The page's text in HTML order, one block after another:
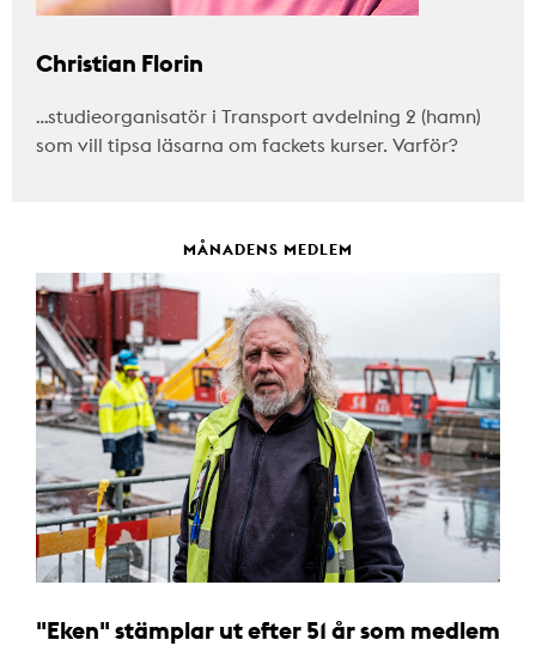
Christian Florin
…studieorganisatör i Transport avdelning 2 (hamn)
som vill tipsa läsarna om fackets kurser. Varför?
MÅNADENS MEDLEM
"Eken" stämplar ut efter 51 år som medlem